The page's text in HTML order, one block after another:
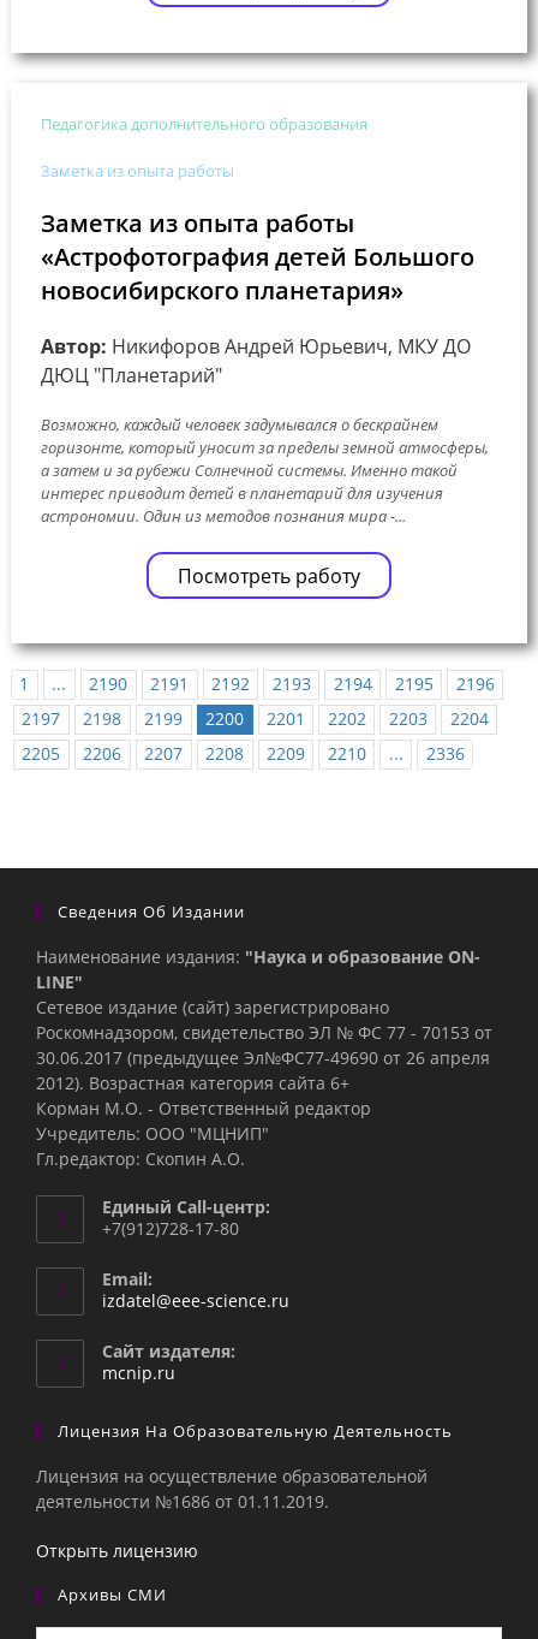
Педагогика дополнительного образования
Заметка из опыта работы
Заметка из опыта работы
«Астрофотография детей Большого
новосибирского планетария»
Автор: Никифоров Андрей Юрьевич, МКУ ДО
ДЮЦ "Планетарий"
Возможно, каждый человек задумывался о бескрайнем
горизонте, который уносит за пределы земной атмосферы,
а затем и за рубежи Солнечной системы. Именно такой
интерес приводит детей в планетарий для изучения
астрономии. Один из методов познания мира -...
Посмотреть работу
1 ... 2190 2191 2192 2193 2194 2195
2196
2197
2198 2199 2200 2201 2202 2203
2204
2205
2206 2207 2208 2209 2210 ... 2336
Сведения Об Издании
Наименование издания: "Наука и образование ON-
LINE"
Сетевое издание (сайт) зарегистрировано
Роскомнадзором, свидетельство ЭЛ № ФС 77 - 70153 от
30.06.2017 (предыдущее Эл№ФC77-49690 от 26 апреля
2012). Возрастная категория сайта 6+
Корман М.О. - Ответственный редактор
Учредитель: ООО "МЦНИП"
Гл.редактор: Скопин А.О.
Единый Call-центр:
+7(912)728-17-80
Email:
izdatel@eee-science.ru
Сайт издателя:
mcnip.ru
Лицензия На Образовательную Деятельность
Лицензия на осуществление образовательной
деятельности №1686 от 01.11.2019.
Открыть лицензию
Архивы СМИ